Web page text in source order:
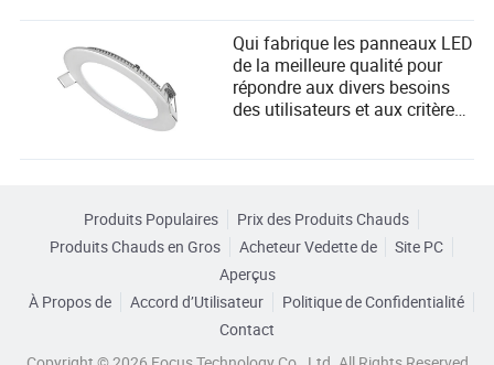
Qui fabrique les panneaux LED
de la meilleure qualité pour
répondre aux divers besoins
des utilisateurs et aux critères
Produits Populaires
Prix des Produits Chauds
Produits Chauds en Gros
Acheteur Vedette de
Site PC
Aperçus
À Propos de
Accord d’Utilisateur
Politique de Confidentialité
Contact